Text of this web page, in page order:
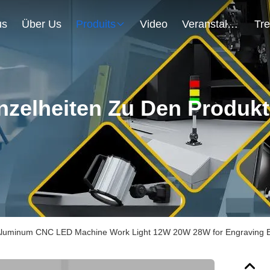
Über Us Produits Video Veranstaltungen
Zu Den
CNC LED Machine Work Light 12W 20W 28W for Engraving